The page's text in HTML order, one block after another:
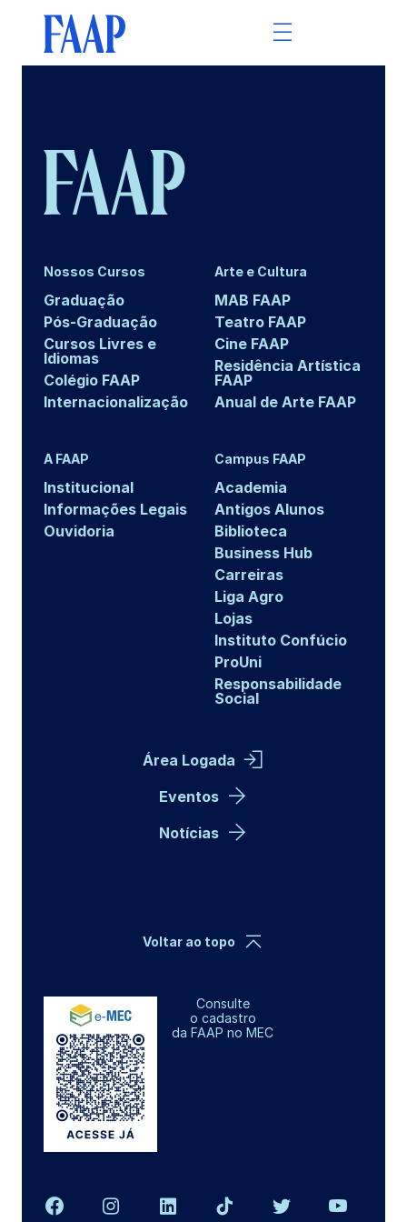
Nossos Cursos
Graduação
Pós-Graduação
Cursos Livres e
Idiomas
Colégio FAAP
Internacionalização
Arte e Cultura
MAB FAAP
Teatro FAAP
Cine FAAP
Residência Artística
FAAP
Anual de Arte FAAP
A FAAP
Institucional
Informações Legais
Ouvidoria
Campus FAAP
Academia
Antigos Alunos
Biblioteca
Business Hub
Carreiras
Liga Agro
Lojas
Instituto Confúcio
ProUni
Responsabilidade
Social
Área Logada
Eventos
Notícias
Consulte
o cadastro
da FAAP no MEC
Voltar ao topo